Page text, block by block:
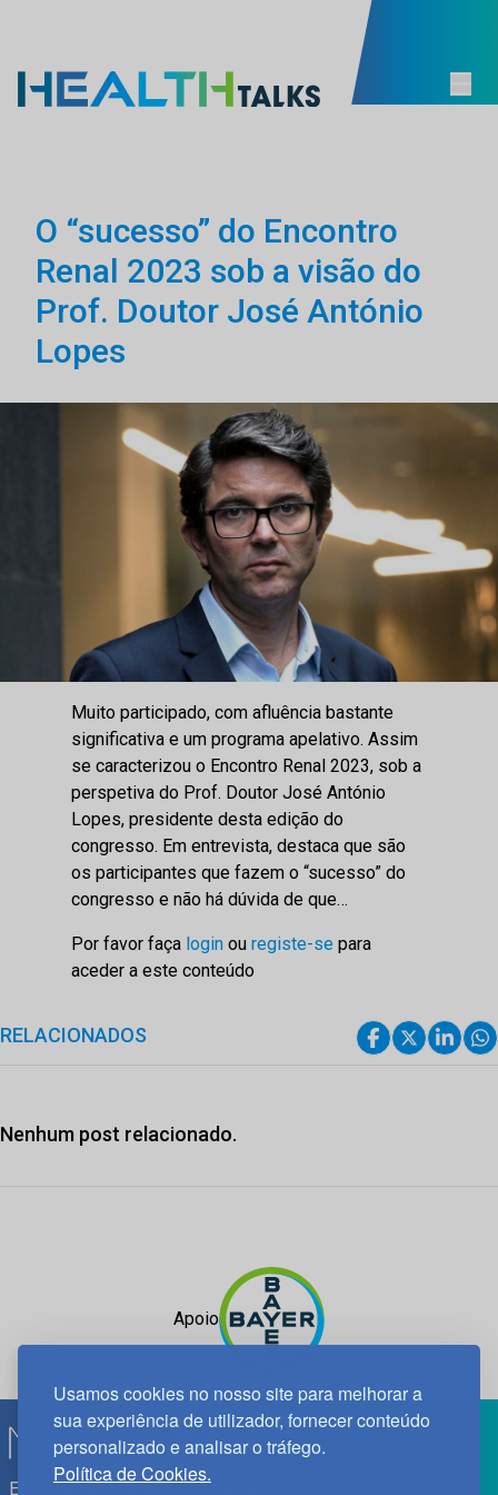
Usamos cookies no nosso site para melhorar a
sua experiência de utilizador, fornecer conteúdo
personalizado e analisar o tráfego.
Política de Cookies.
O “sucesso” do Encontro
Renal 2023 sob a visão do
Prof. Doutor José António
Lopes
Muito participado, com afluência bastante
significativa e um programa apelativo. Assim
se caracterizou o Encontro Renal 2023, sob a
perspetiva do Prof. Doutor José António
Lopes, presidente desta edição do
congresso. Em entrevista, destaca que são
os participantes que fazem o “sucesso” do
congresso e não há dúvida de que…
Por favor faça login ou registe-se para
aceder a este conteúdo
RELACIONADOS
Nenhum post relacionado.
Apoio
Edif. Lisboa Oriente | Av. Infante D. Henrique, n.º 333H, esc.